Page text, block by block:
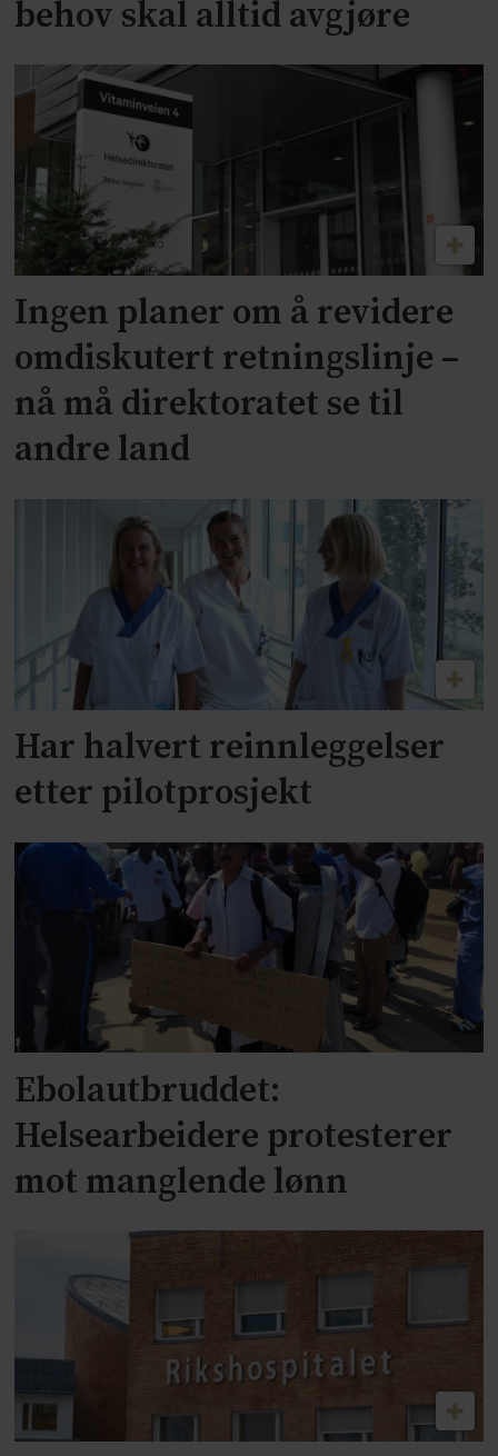
behov skal alltid avgjøre
Ingen planer om å revidere
omdiskutert retningslinje –
nå må direktoratet se til
andre land
Har halvert reinnleggelser
etter pilotprosjekt
Ebolautbruddet:
Helsearbeidere protesterer
mot manglende lønn